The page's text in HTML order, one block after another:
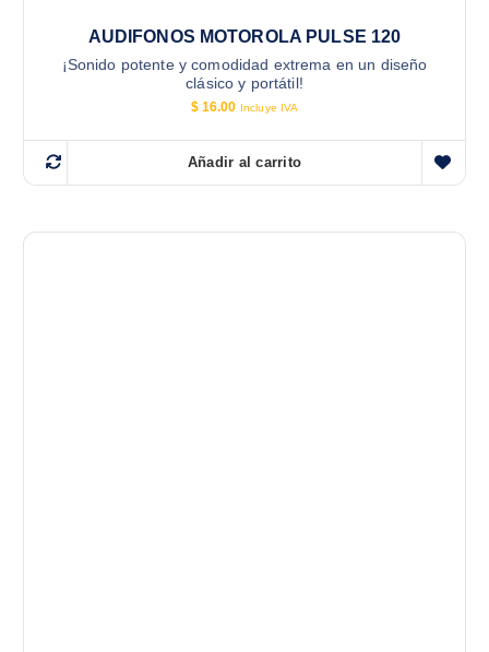
AUDIFONOS MOTOROLA PULSE 120
¡Sonido potente y comodidad extrema en un diseño
clásico y portátil!
$16.00 Incluye IVA
Añadir al carrito